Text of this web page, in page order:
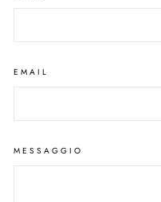
EMAIL
MESSAGGIO